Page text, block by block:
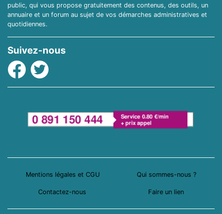
public, qui vous propose gratuitement des contenus, des outils, un
annuaire et un forum au sujet de vos démarches administratives et
quotidiennes.
Suivez-nous
Facebook
Twitter
Mentions légales et CGU Qui sommes-nous ?
Contactez-nous Faire un lien